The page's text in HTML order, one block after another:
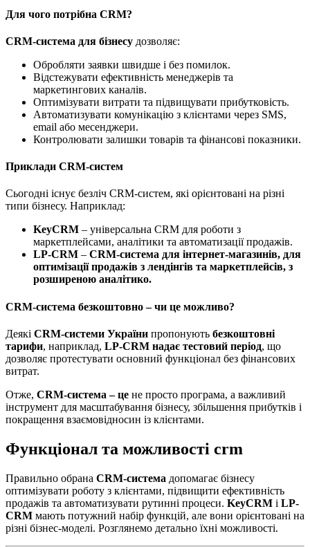
Для чого потрібна CRM?
CRM-система для бізнесу дозволяє:
Обробляти заявки швидше і без помилок.
Відстежувати ефективність менеджерів та
маркетингових каналів.
Оптимізувати витрати та підвищувати прибутковість.
Автоматизувати комунікацію з клієнтами через SMS,
email або месенджери.
Контролювати залишки товарів та фінансові показники.
Приклади CRM-систем
Сьогодні існує безліч CRM-систем, які орієнтовані на різні
типи бізнесу. Наприклад:
KeyCRM – універсальна CRM для роботи з
маркетплейсами, аналітики та автоматизації продажів.
LP-CRM – CRM-система для інтернет-магазинів, для
оптимізації продажів з лендінгів та маркетплейсів, з
розширеною аналітико.
CRM-система безкоштовно – чи це можливо?
Деякі CRM-системи України пропонують безкоштовні
тарифи, наприклад, LP-CRM надає тестовий період, що
дозволяє протестувати основний функціонал без фінансових
витрат.
Отже, CRM-система – це не просто програма, а важливий
інструмент для масштабування бізнесу, збільшення прибутків і
покращення взаємовідносин із клієнтами.
Функціонал та можливості crm
Правильно обрана CRM-система допомагає бізнесу
оптимізувати роботу з клієнтами, підвищити ефективність
продажів та автоматизувати рутинні процеси. KeyCRM і LP-
CRM мають потужний набір функцій, але вони орієнтовані на
різні бізнес-моделі. Розглянемо детально їхні можливості.